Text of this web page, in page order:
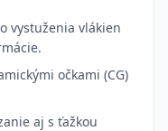
vystuženia vlákien
očkami (CG)
aj s ťažkou